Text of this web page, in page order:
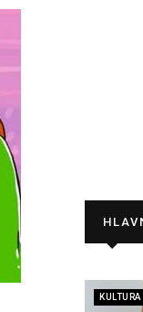
KULTURA